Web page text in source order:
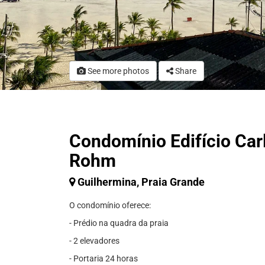
See more photos Share
Condomínio Edifício
Rohm
Guilhermina, Praia Grande
O condomínio oferece:
- Prédio na quadra da praia
- 2 elevadores
- Portaria 24 horas